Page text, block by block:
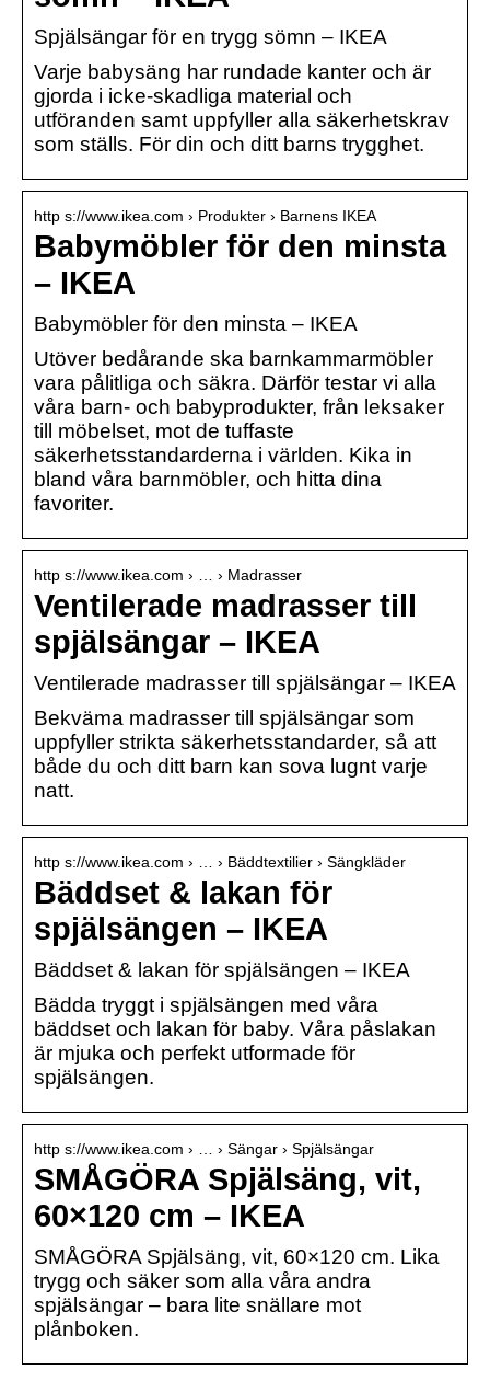
Spjälsängar för en trygg sömn – IKEA
Varje babysäng har rundade kanter och är
gjorda i icke-skadliga material och
utföranden samt uppfyller alla säkerhetskrav
som ställs. För din och ditt barns trygghet.
http s://www.ikea.com › Produkter › Barnens IKEA
Babymöbler för den minsta
– IKEA
Babymöbler för den minsta – IKEA
Utöver bedårande ska barnkammarmöbler
vara pålitliga och säkra. Därför testar vi alla
våra barn- och babyprodukter, från leksaker
till möbelset, mot de tuffaste
säkerhetsstandarderna i världen. Kika in
bland våra barnmöbler, och hitta dina
favoriter.
http s://www.ikea.com › … › Madrasser
Ventilerade madrasser till
spjälsängar – IKEA
Ventilerade madrasser till spjälsängar – IKEA
Bekväma madrasser till spjälsängar som
uppfyller strikta säkerhetsstandarder, så att
både du och ditt barn kan sova lugnt varje
natt.
http s://www.ikea.com › … › Bäddtextilier › Sängkläder
Bäddset & lakan för
spjälsängen – IKEA
Bäddset & lakan för spjälsängen – IKEA
Bädda tryggt i spjälsängen med våra
bäddset och lakan för baby. Våra påslakan
är mjuka och perfekt utformade för
spjälsängen.
http s://www.ikea.com › … › Sängar › Spjälsängar
SMÅGÖRA Spjälsäng, vit,
60×120 cm – IKEA
SMÅGÖRA Spjälsäng, vit, 60×120 cm. Lika
trygg och säker som alla våra andra
spjälsängar – bara lite snällare mot
plånboken.